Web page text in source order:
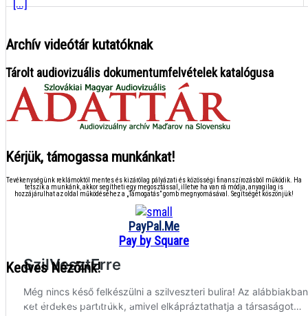
Archív videótár kutatóknak
Tárolt audiovizuális dokumentumfelvételek katalógusa
Kérjük, támogassa munkánkat!
Tevékenységünk reklámoktól mentes és kizárólag pályázati és közösségi finanszírozásból működik. Ha
tetszik a munkánk, akkor segítheti egy megosztással, illetve ha van rá módja, anyagilag is
hozzájárulhat az oldal működéséhez a „Támogatás” gomb megnyomásával. Segítségét köszönjük!
PayPal.Me
Pay by Square
Kedves Nézőink!
● ● ● ● ● ● ● ● ● ● ● ● ● ● ● ●